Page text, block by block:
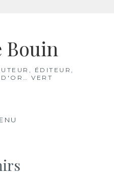
Bouin
ÉDITEUR,
D'OR… VERT